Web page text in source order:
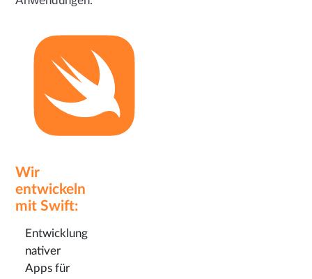
Wir
entwickeln
mit Swift:
Entwicklung
nativer
Apps für